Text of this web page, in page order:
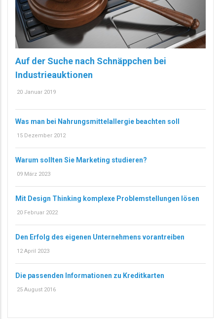
Auf der Suche nach Schnäppchen bei
Industrieauktionen
20 Januar 2019
Was man bei Nahrungsmittelallergie beachten soll
15 Dezember 2012
Warum sollten Sie Marketing studieren?
09 März 2023
Mit Design Thinking komplexe Problemstellungen lösen
20 Februar 2022
Den Erfolg des eigenen Unternehmens vorantreiben
12 April 2023
Die passenden Informationen zu Kreditkarten
25 August 2016